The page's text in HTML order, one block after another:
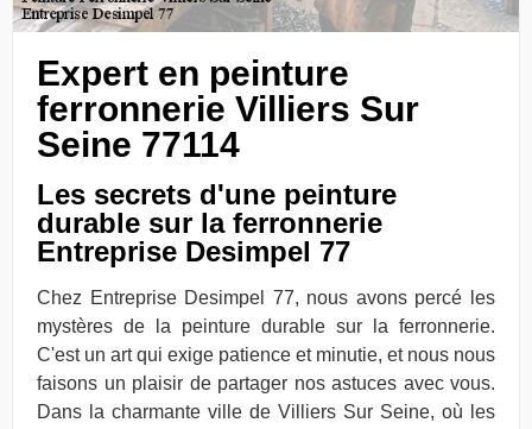
Expert en peinture
ferronnerie Villiers Sur
Seine 77114
Les secrets d'une peinture
durable sur la ferronnerie
Entreprise Desimpel 77
Chez Entreprise Desimpel 77, nous avons percé les
mystères de la peinture durable sur la ferronnerie.
C'est un art qui exige patience et minutie, et nous nous
faisons un plaisir de partager nos astuces avec vous.
Dans la charmante ville de Villiers Sur Seine, où les